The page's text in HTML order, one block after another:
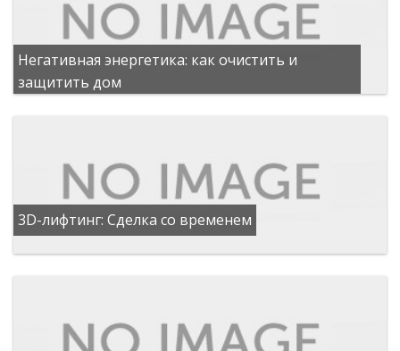
Негативная энергетика: как очистить и
защитить дом
3D-лифтинг: Сделка со временем